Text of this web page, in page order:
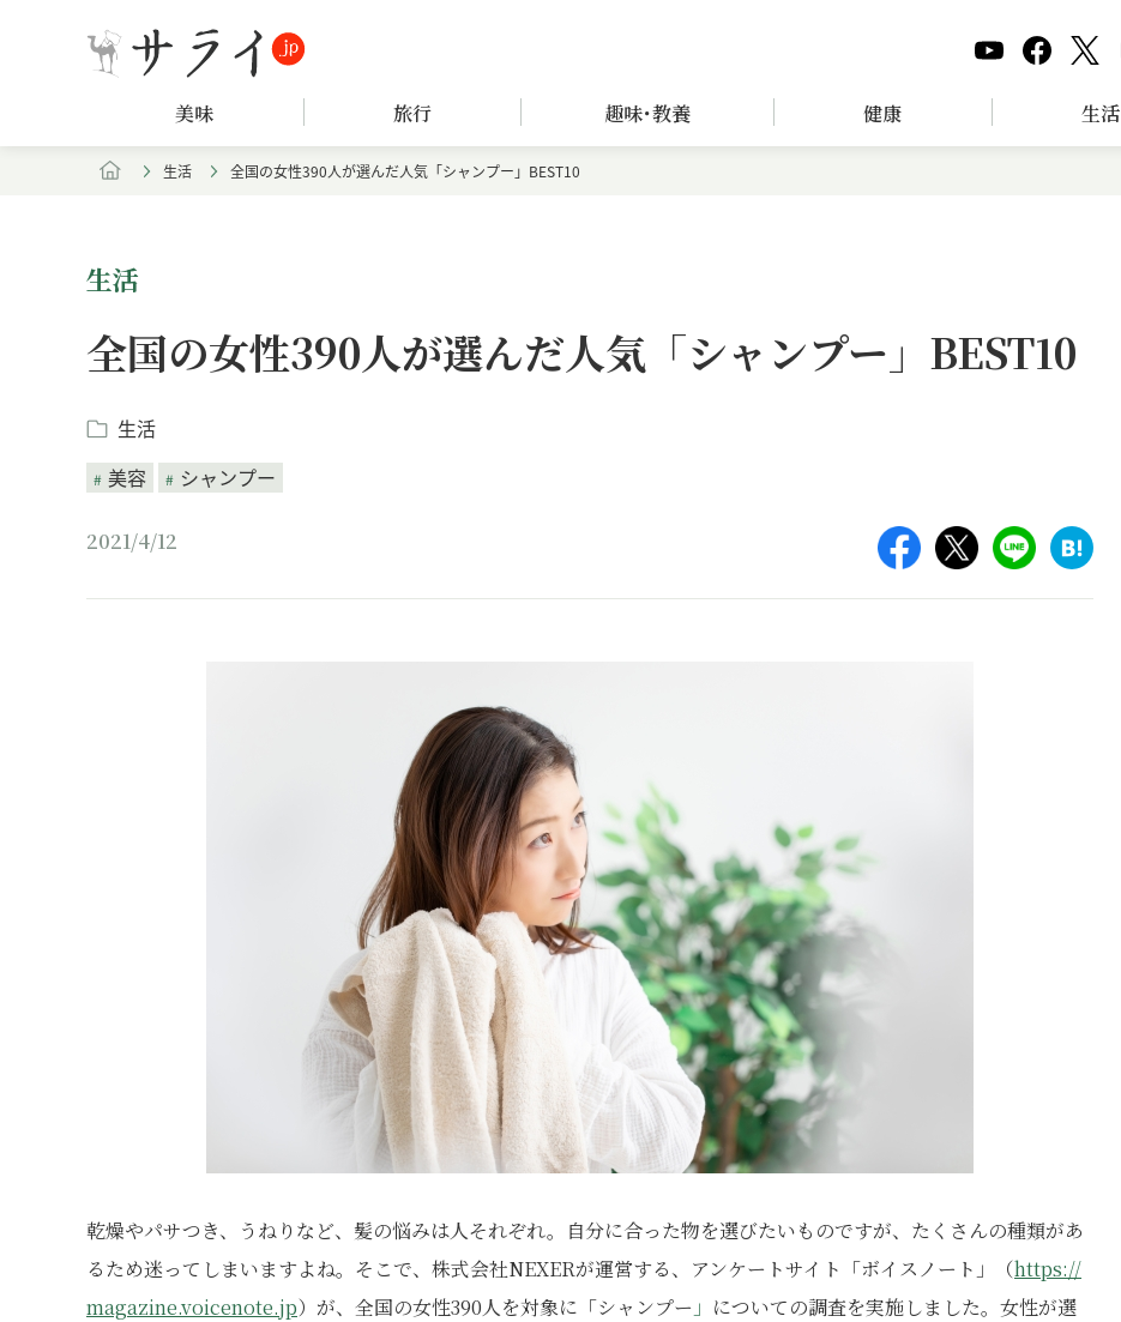
美味 旅行 趣味･教養 健康 生活
生活 全国の女性390人が選んだ人気「シャンプー」BEST10
生活
全国の女性390人が選んだ人気「シャンプー」BEST10
生活
美容
シャンプー
2021/4/12
乾燥やパサつき、うねりなど、髪の悩みは人それぞれ。自分に合った物を選びたいものですが、たくさんの種類があ
るため迷ってしまいますよね。そこで、株式会社NEXERが運営する、アンケートサイト「ボイスノート」（https://
magazine.voicenote.jp）が、全国の女性390人を対象に「シャンプー 」 についての調査を実施しました。女性が選